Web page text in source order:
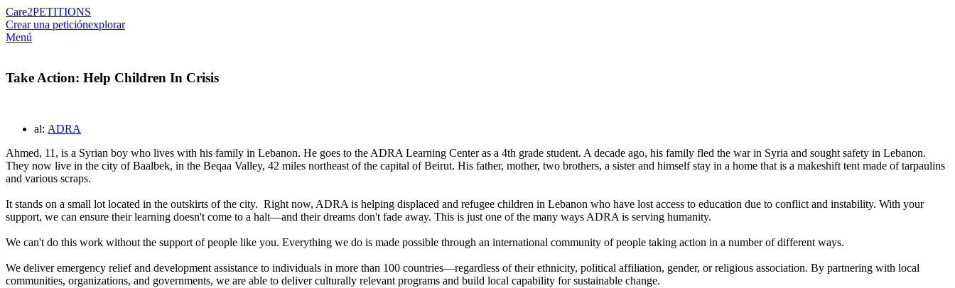
Care2PETITIONS
Crear una peticiónexplorar
Menú
Take Action: Help Children In Crisis
al: ADRA
Ahmed, 11, is a Syrian boy who lives with his family in Lebanon. He goes to the ADRA Learning Center as a 4th grade student. A decade ago, his family fled the war in Syria and sought safety in Lebanon.
They now live in the city of Baalbek, in the Beqaa Valley, 42 miles northeast of the capital of Beirut. His father, mother, two brothers, a sister and himself stay in a home that is a makeshift tent made of tarpaulins
and various scraps.
It stands on a small lot located in the outskirts of the city. Right now, ADRA is helping displaced and refugee children in Lebanon who have lost access to education due to conflict and instability. With your
support, we can ensure their learning doesn't come to a halt—and their dreams don't fade away. This is just one of the many ways ADRA is serving humanity.
We can't do this work without the support of people like you. Everything we do is made possible through an international community of people taking action in a number of different ways.
We deliver emergency relief and development assistance to individuals in more than 100 countries—regardless of their ethnicity, political affiliation, gender, or religious association. By partnering with local
communities, organizations, and governments, we are able to deliver culturally relevant programs and build local capability for sustainable change.